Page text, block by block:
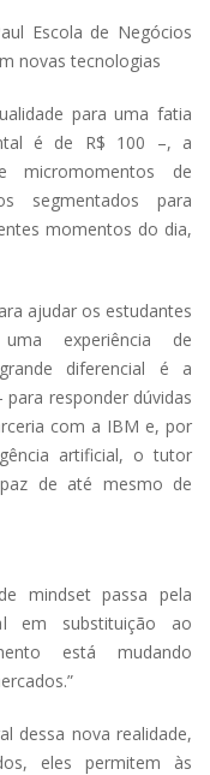
Escola de Negócios
novas tecnologias
para uma fatia
é de R$ 100 –, a
de
segmentados para
momentos do dia,
ajudar os estudantes
experiência de
diferencial é a
responder dúvidas
com a IBM e, por
artificial, o tutor
de até mesmo de
mindset passa pela
em substituição ao
está mudando
dessa nova realidade,
eles permitem às